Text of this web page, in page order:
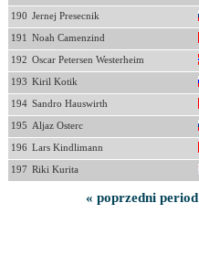
190 Jernej Presecnik
191 Noah Camenzind
192 Oscar Petersen Westerheim
193 Kiril Kotik
194 Sandro Hauswirth
195 Aljaz Osterc
196 Lars Kindlimann
197 Riki Kurita
« poprzedni period